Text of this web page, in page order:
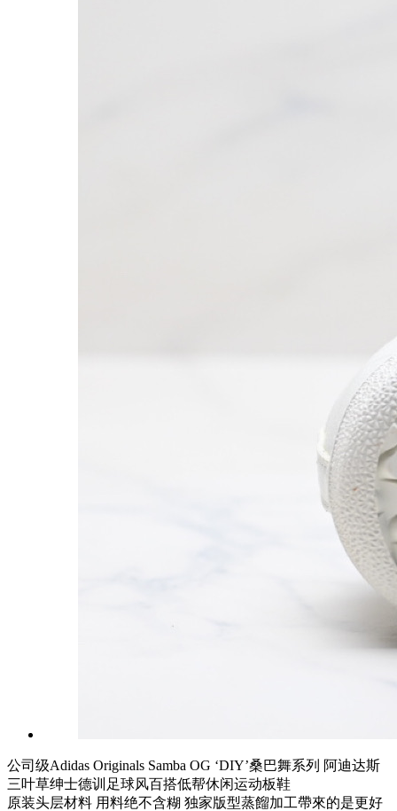
公司级Adidas Originals Samba OG ‘DIY’桑巴舞系列 阿迪达斯
三叶草绅士德训足球风百搭低帮休闲运动板鞋
原装头层材料 用料绝不含糊 独家版型蒸餾加工帶來的是更好